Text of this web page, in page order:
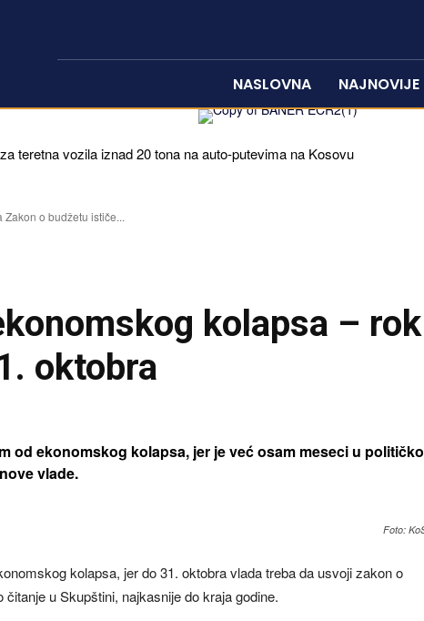
NASLOVNA NAJNOVIJE
teretna vozila iznad 20 tona na auto-putevima na Kosovu
o budžetu ističe...
kolapsa –
oktobra
od ekonomskog kolapsa, jer je već osam meseci u
vlade.
Foto:
kolapsa, jer do 31. oktobra vlada treba da usvoji zakon o
u Skupštini, najkasnije do kraja godine.